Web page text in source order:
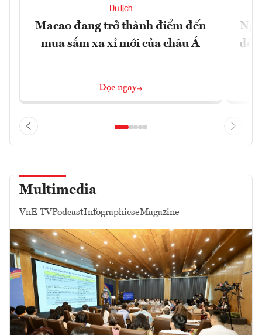
Du lịch
Macao đang trở thành điểm đến
mua sắm xa xỉ mới của châu Á
Đọc ngay
đổi
Multimedia
VnE TVPodcastInfographicseMagazine